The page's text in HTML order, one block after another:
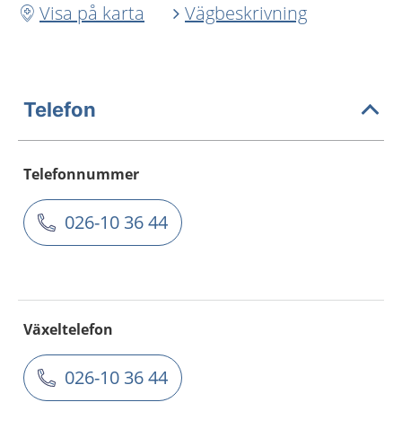
Visa på karta
Vägbeskrivning
Telefon
Telefonnummer
026-10 36 44
Växeltelefon
026-10 36 44